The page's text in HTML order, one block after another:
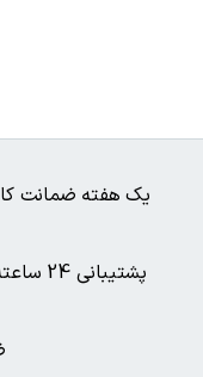
پشتیبانی 24 ساعته
یک هفته ضمانت